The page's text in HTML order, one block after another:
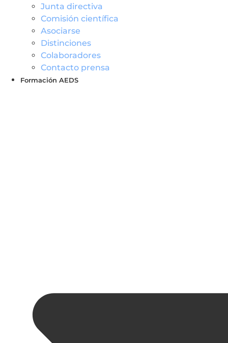
Junta directiva
Comisión científica
Asociarse
Distinciones
Colaboradores
Contacto prensa
Formación AEDS